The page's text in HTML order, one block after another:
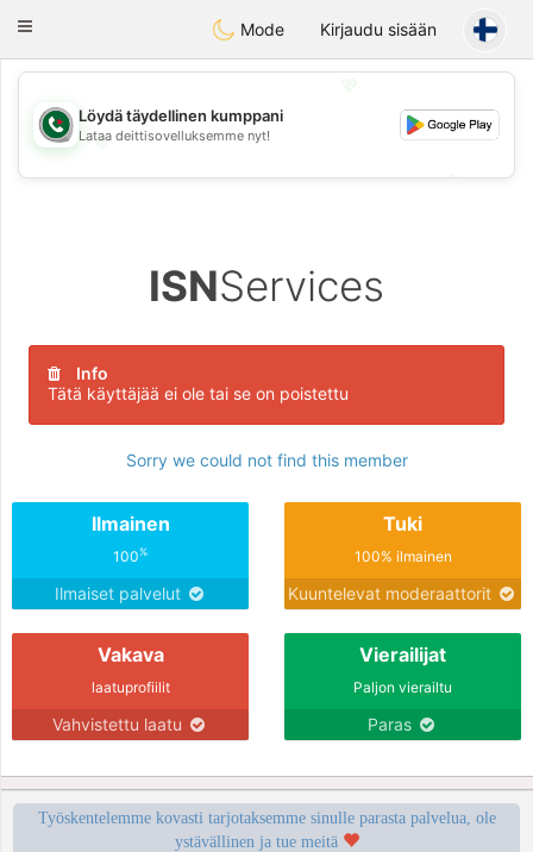
Weshrak
Toggle
Mode Kirjaudu sisään
💖
💕
Löydä täydellinen kumppani
Lataa deittisovelluksemme nyt!
ISNServices
Info
Tätä käyttäjää ei ole tai se on poistettu
Sorry we could not find this member
Ilmainen
100%
Ilmaiset palvelut
Tuki
100% ilmainen
Kuuntelevat moderaattorit
Vakava
laatuprofiilit
Vahvistettu laatu
Vierailijat
Paljon vierailtu
Paras
Työskentelemme kovasti tarjotaksemme sinulle parasta palvelua, ole
ystävällinen ja tue meitä